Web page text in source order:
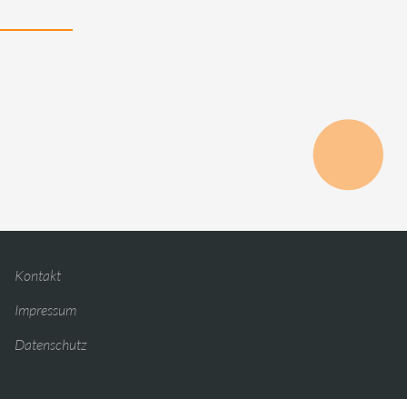
Kontakt
Impressum
Datenschutz